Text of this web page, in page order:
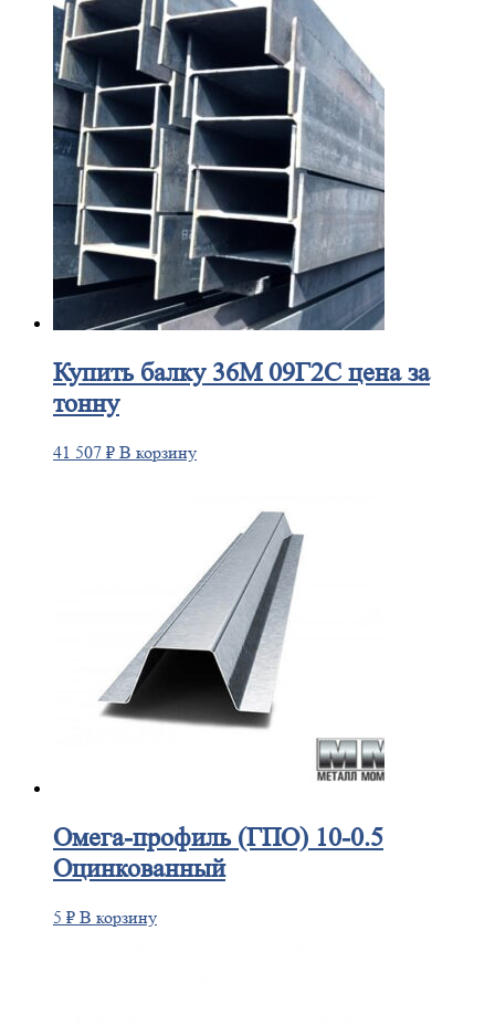
Купитьбалку 36М 09Г2С цена за
тонну
41 507 ₽ В корзину
Омега-профиль(ГПО) 10-0.5
Оцинкованный
5 ₽ В корзину